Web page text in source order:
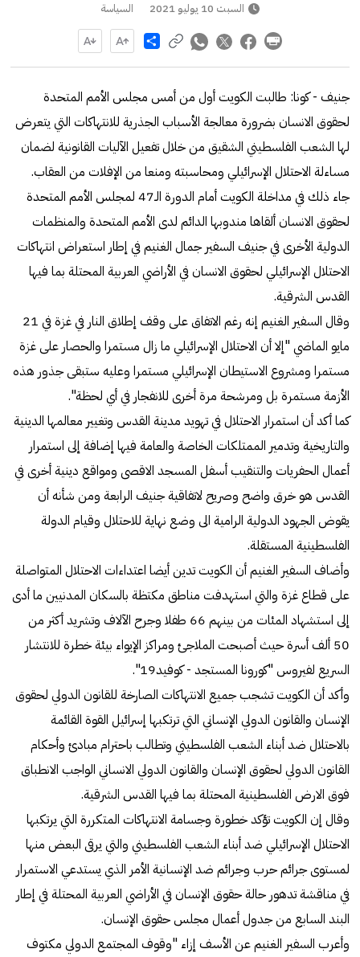
السبت 10 يوليو 2021 السياسة
Share
جنيف - كونا: طالبت الكويت أول من أمس مجلس الأمم المتحدة
لحقوق الانسان بضرورة معالجة الأسباب الجذرية للانتهاكات التي يتعرض
لها الشعب الفلسطيني الشقيق من خلال تفعيل الآليات القانونية لضمان
مساءلة الاحتلال الإسرائيلي ومحاسبته ومنعا من الإفلات من العقاب.
جاء ذلك في مداخلة الكويت أمام الدورة الـ47 لمجلس الأمم المتحدة
لحقوق الانسان ألقاها مندوبها الدائم لدى الأمم المتحدة والمنظمات
الدولية الأخرى في جنيف السفير جمال الغنيم في إطار استعراض انتهاكات
الاحتلال الإسرائيلي لحقوق الانسان في الأراضي العربية المحتلة بما فيها
القدس الشرقية.
وقال السفير الغنيم إنه رغم الاتفاق على وقف إطلاق النار في غزة في 21
مايو الماضي "إلا أن الاحتلال الإسرائيلي ما زال مستمرا والحصار على غزة
مستمرا ومشروع الاستيطان الإسرائيلي مستمرا وعليه ستبقى جذور هذه
الأزمة مستمرة بل ومرشحة مرة أخرى للانفجار في أي لحظة".
كما أكد أن استمرار الاحتلال في تهويد مدينة القدس وتغيير معالمها الدينية
والتاريخية وتدمير الممتلكات الخاصة والعامة فيها إضافة إلى استمرار
أعمال الحفريات والتنقيب أسفل المسجد الاقصى ومواقع دينية أخرى في
القدس هو خرق واضح وصريح لاتفاقية جنيف الرابعة ومن شأنه أن
يقوض الجهود الدولية الرامية الى وضع نهاية للاحتلال وقيام الدولة
الفلسطينية المستقلة.
وأضاف السفير الغنيم أن الكويت تدين أيضا اعتداءات الاحتلال المتواصلة
على قطاع غزة والتي استهدفت مناطق مكتظة بالسكان المدنيين ما أدى
إلى استشهاد المئات من بينهم 66 طفلا وجرح الآلاف وتشريد أكثر من
50 ألف أسرة حيث أصبحت الملاجئ ومراكز الإيواء بيئة خطرة للانتشار
السريع لفيروس "كورونا المستجد - كوفيد19".
وأكد أن الكويت تشجب جميع الانتهاكات الصارخة للقانون الدولي لحقوق
الإنسان والقانون الدولي الإنساني التي ترتكبها إسرائيل القوة القائمة
بالاحتلال ضد أبناء الشعب الفلسطيني وتطالب باحترام مبادئ وأحكام
القانون الدولي لحقوق الإنسان والقانون الدولي الانساني الواجب الانطباق
فوق الارض الفلسطينية المحتلة بما فيها القدس الشرقية.
وقال إن الكويت تؤكد خطورة وجسامة الانتهاكات المتكررة التي يرتكبها
الاحتلال الإسرائيلي ضد أبناء الشعب الفلسطيني والتي يرقى البعض منها
لمستوى جرائم حرب وجرائم ضد الإنسانية الأمر الذي يستدعي الاستمرار
في مناقشة تدهور حالة حقوق الإنسان في الأراضي العربية المحتلة في إطار
البند السابع من جدول أعمال مجلس حقوق الإنسان.
وأعرب السفير الغنيم عن الأسف إزاء "وقوف المجتمع الدولي مكتوف